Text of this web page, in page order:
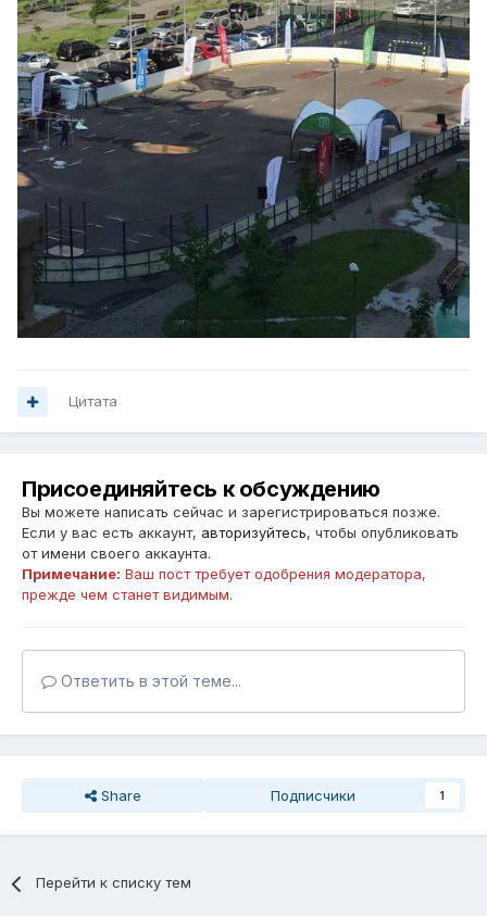
Цитата
Присоединяйтесь к обсуждению
Вы можете написать сейчас и зарегистрироваться позже.
Если у вас есть аккаунт, авторизуйтесь, чтобы опубликовать
от имени своего аккаунта.
Примечание: Ваш пост требует одобрения модератора,
прежде чем станет видимым.
Ответить в этой теме...
Share Подписчики 1
Перейти к списку тем